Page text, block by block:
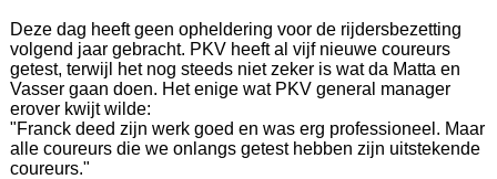
Deze dag heeft geen opheldering voor de rijdersbezetting
volgend jaar gebracht. PKV heeft al vijf nieuwe coureurs
getest, terwijl het nog steeds niet zeker is wat da Matta en
Vasser gaan doen. Het enige wat PKV general manager
erover kwijt wilde:
"Franck deed zijn werk goed en was erg professioneel. Maar
alle coureurs die we onlangs getest hebben zijn uitstekende
coureurs."